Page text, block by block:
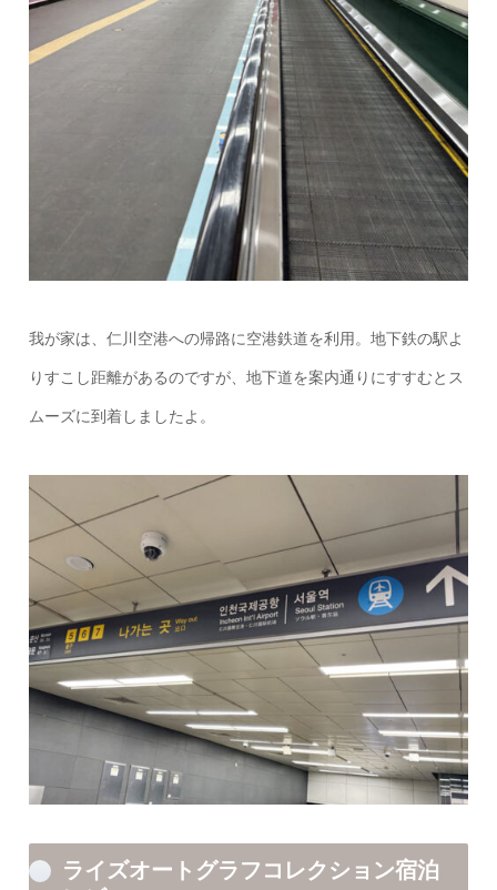
我が家は、仁川空港への帰路に空港鉄道を利用。地下鉄の駅よ
りすこし距離があるのですが、地下道を案内通りにすすむとス
ムーズに到着しましたよ。
ライズオートグラフコレクション宿泊